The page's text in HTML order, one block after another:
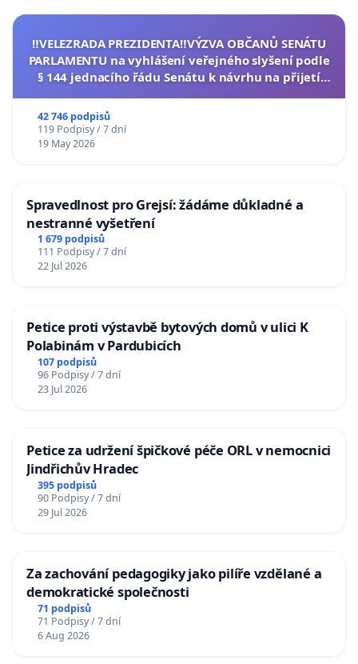
‼️VELEZRADA PREZIDENTA‼️VÝZVA OBČANŮ SENÁTU
PARLAMENTU na vyhlášení veřejného slyšení podle
§ 144 jednacího řádu Senátu k návrhu na přijetí
42 746 podpisů
119 Podpisy / 7 dní
19 May 2026
Spravedlnost pro Grejsí: žádáme důkladné a
nestranné vyšetření
1 679 podpisů
111 Podpisy / 7 dní
22 Jul 2026
Petice proti výstavbě bytových domů v ulici K
Polabinám v Pardubicích
107 podpisů
96 Podpisy / 7 dní
23 Jul 2026
Petice za udržení špičkové péče ORL v nemocnici
Jindřichův Hradec
395 podpisů
90 Podpisy / 7 dní
29 Jul 2026
Za zachování pedagogiky jako pilíře vzdělané a
demokratické společnosti
71 podpisů
71 Podpisy / 7 dní
6 Aug 2026